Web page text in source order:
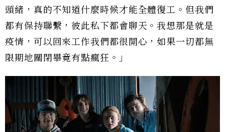
頭緒，真的不知道什麼時候才能全體復工。但我們
都有保持聯繫，彼此私下都會聊天。我想那是就是
疫情，可以回來工作我們都很開心，如果一切都無
限期地關閉畢竟有點瘋狂。」